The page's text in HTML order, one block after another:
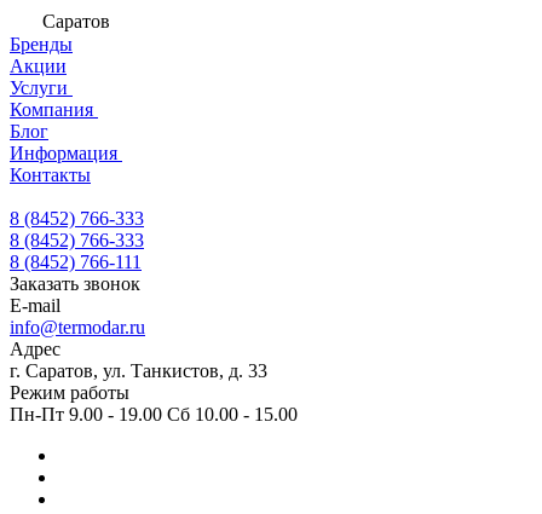
Саратов
Бренды
Акции
Услуги
Компания
Блог
Информация
Контакты
8 (8452) 766-333
8 (8452) 766-333
8 (8452) 766-111
Заказать звонок
E-mail
info@termodar.ru
Адрес
г. Саратов, ул. Танкистов, д. 33
Режим работы
Пн-Пт 9.00 - 19.00 Сб 10.00 - 15.00